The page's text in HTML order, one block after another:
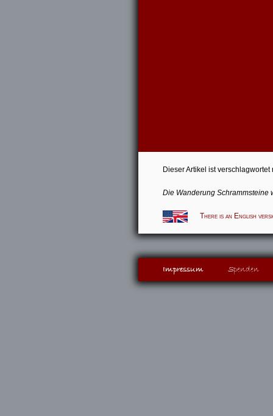
Dieser Artikel ist verschlagwortet
Die Wanderung Schrammsteine
There is an English
Impressum Spenden